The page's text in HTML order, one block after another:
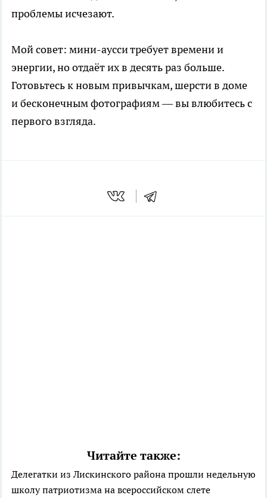
проблемы исчезают.
Мой совет: мини-аусси требует времени и
энергии, но отдаёт их в десять раз больше.
Готовьтесь к новым привычкам, шерсти в доме
и бесконечным фотографиям — вы влюбитесь с
первого взгляда.
Читайте также:
Делегатки из Лискинского района прошли недельную
школу патриотизма на всероссийском слете